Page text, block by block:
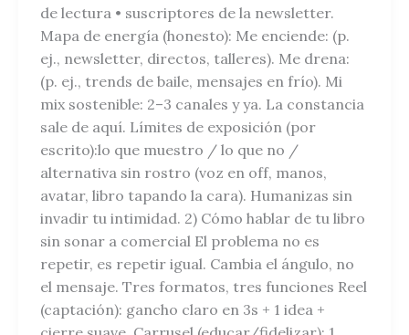
de lectura • suscriptores de la newsletter.
Mapa de energía (honesto): Me enciende: (p.
ej., newsletter, directos, talleres). Me drena:
(p. ej., trends de baile, mensajes en frío). Mi
mix sostenible: 2–3 canales y ya. La constancia
sale de aquí. Límites de exposición (por
escrito):lo que muestro / lo que no /
alternativa sin rostro (voz en off, manos,
avatar, libro tapando la cara). Humanizas sin
invadir tu intimidad. 2) Cómo hablar de tu libro
sin sonar a comercial El problema no es
repetir, es repetir igual. Cambia el ángulo, no
el mensaje. Tres formatos, tres funciones Reel
(captación): gancho claro en 3s + 1 idea +